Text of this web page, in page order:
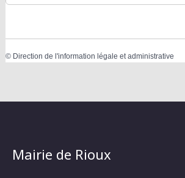
© Direction de l'information légale et administrative
Mairie de Rioux